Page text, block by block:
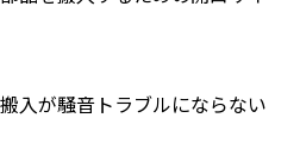
入が騒音トラブルにならない